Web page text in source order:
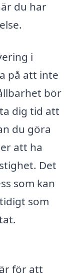
du har
i
på att inte
bör
dig tid att
du göra
att ha
Det
som kan
som
för att